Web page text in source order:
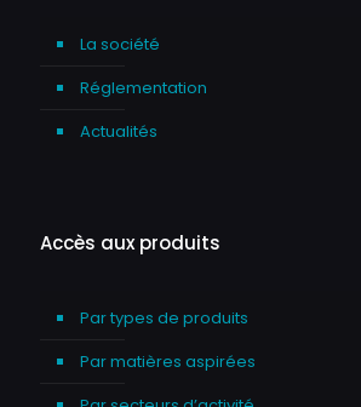
La société
Réglementation
Actualités
Accès aux produits
Par types de produits
Par matières aspirées